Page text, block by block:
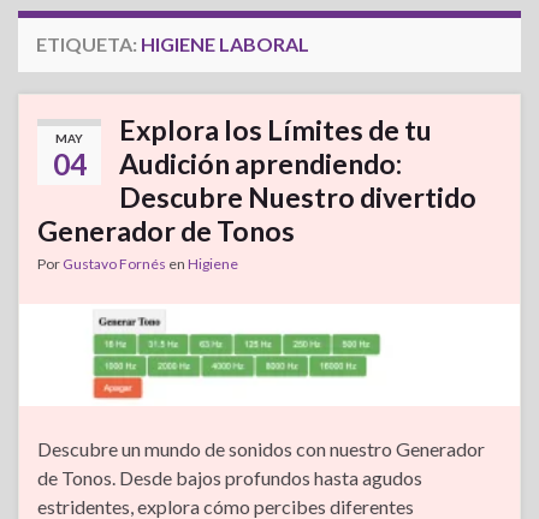
ETIQUETA: HIGIENE LABORAL
MAY
04
Explora los Límites de tu
Audición aprendiendo:
Descubre Nuestro divertido
Generador de Tonos
Por Gustavo Fornés en Higiene
Descubre un mundo de sonidos con nuestro Generador
de Tonos. Desde bajos profundos hasta agudos
estridentes, explora cómo percibes diferentes